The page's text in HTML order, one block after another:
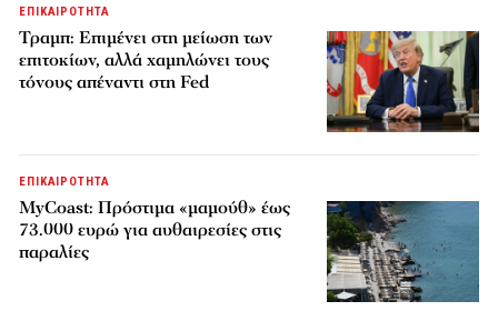
ΕΠΙΚΑΙΡΟΤΗΤΑ
Τραμπ: Επιμένει στη μείωση των
επιτοκίων, αλλά χαμηλώνει τους
τόνους απέναντι στη Fed
ΕΠΙΚΑΙΡΟΤΗΤΑ
MyCoast: Πρόστιμα «μαμούθ» έως
73.000 ευρώ για αυθαιρεσίες στις
παραλίες